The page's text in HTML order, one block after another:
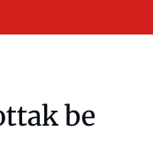
be